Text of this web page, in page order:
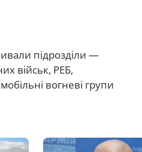
підрозділи —
військ, РЕБ,
вогневі групи